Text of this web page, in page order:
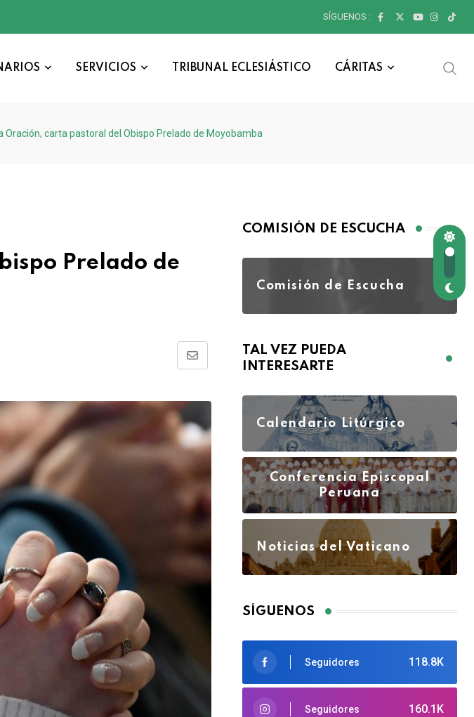
SÍGUENOS :
SERVICIOS TRIBUNAL ECLESIÁSTICO CÁRITAS
Oración, carta pastoral del Obispo Prelado de Moyobamba
Prelado de
COMISIÓN DE ESCUCHA
Comisión de Escucha
TAL VEZ PUEDA
INTERESARTE
Calendario Litúrgico
Conferencia Episcopal
Peruana
Noticias del Vaticano
SÍGUENOS
118.8K
Seguidores
160.1K
Seguidores